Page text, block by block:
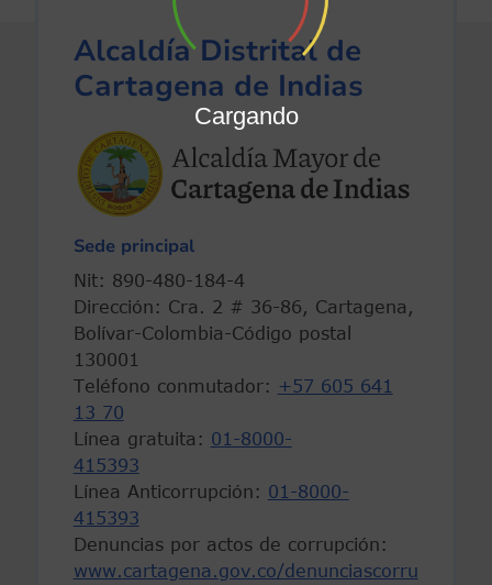
Alcaldía Distrital de
Cartagena de Indias
Sede principal
Nit: 890-480-184-4
Dirección: Cra. 2 # 36-86, Cartagena,
Bolívar-Colombia-Código postal
130001
Teléfono conmutador: +57 605 641
13 70
Línea gratuita: 01-8000-
415393
Línea Anticorrupción: 01-8000-
415393
Denuncias por actos de corrupción:
www.cartagena.gov.co/denunciascorru
Cargando